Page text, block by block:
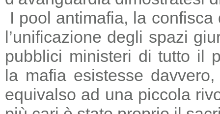
I pool antimafia, la
l’unificazione degli spazi
pubblici ministeri di tutto il
la mafia esistesse
equivalso ad una piccola